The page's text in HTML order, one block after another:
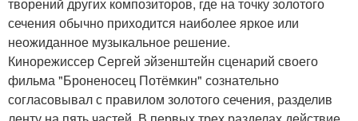
сечения обычно приходится наиболее яркое или
неожиданное музыкальное решение.
Кинорежиссер Сергей эйзенштейн сценарий своего
фильма "Броненосец Потёмкин" сознательно
согласовывал с правилом золотого сечения, разделив